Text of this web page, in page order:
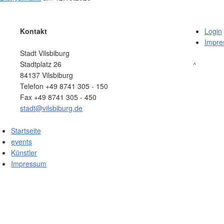
Kontakt
Stadt Vilsbiburg
Stadtplatz 26
84137 Vilsbiburg
Telefon +49 8741 305 - 150
Fax +49 8741 305 - 450
stadt@vilsbiburg.de
Login
^
Startseite
events
Künstler
Impressum